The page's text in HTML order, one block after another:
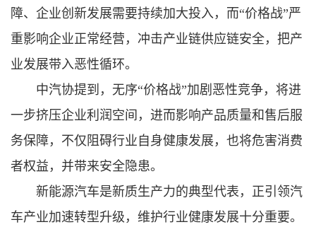
障、企业创新发展需要持续加大投入，而“价格战”严
重影响企业正常经营，冲击产业链供应链安全，把产
业发展带入恶性循环。
中汽协提到，无序“价格战”加剧恶性竞争，将进
一步挤压企业利润空间，进而影响产品质量和售后服
务保障，不仅阻碍行业自身健康发展，也将危害消费
者权益，并带来安全隐患。
新能源汽车是新质生产力的典型代表，正引领汽
车产业加速转型升级，维护行业健康发展十分重要。